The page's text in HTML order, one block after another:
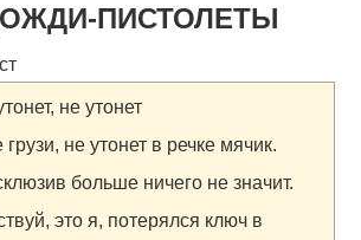
ПИСТОЛЕТЫ